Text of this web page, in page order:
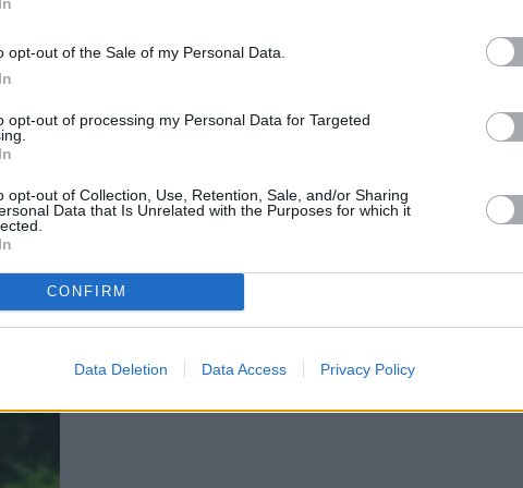
opt-out of the Sale of my Personal Data.
opt-out of processing my Personal Data for Targeted
opt-out of Collection, Use, Retention, Sale, and/or Sharing
Data that Is Unrelated with the Purposes for which it
CONFIRM
Data Deletion Data Access Privacy Policy
eine bezaubernde und farbenfrohe Süßwasserfischart, die aus
von etwa 1,5 bis 2 cm erreicht, ist bekannt für ihren schlanken
leuchtenden Blau- und Rottönen besteht.
retiarius.jpg
2024-01-22 23:07:472024-01-22 23:09:07Glühlicht-Rasbora,